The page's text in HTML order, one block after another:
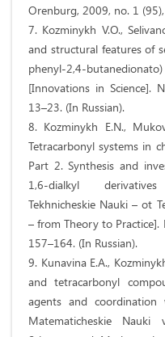
Orenburg, 2009, no. 1
7. Kozminykh V.O.,
and structural features of
phenyl-2,4-
[Innovations in Science].
13–23. (In Russian).
8. Kozminykh E.N.,
Tetracarbonyl systems in
Part 2. Synthesis and
1,6-dialkyl
Tekhnicheskie Nauki – ot
– from Theory to
157–164. (In Russian).
9. Kunavina E.A.,
and tetracarbonyl
agents and
Matematicheskie